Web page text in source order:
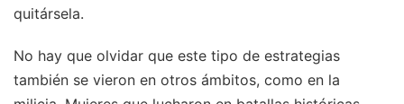
quitársela.
No hay que olvidar que este tipo de estrategias
también se vieron en otros ámbitos, como en la